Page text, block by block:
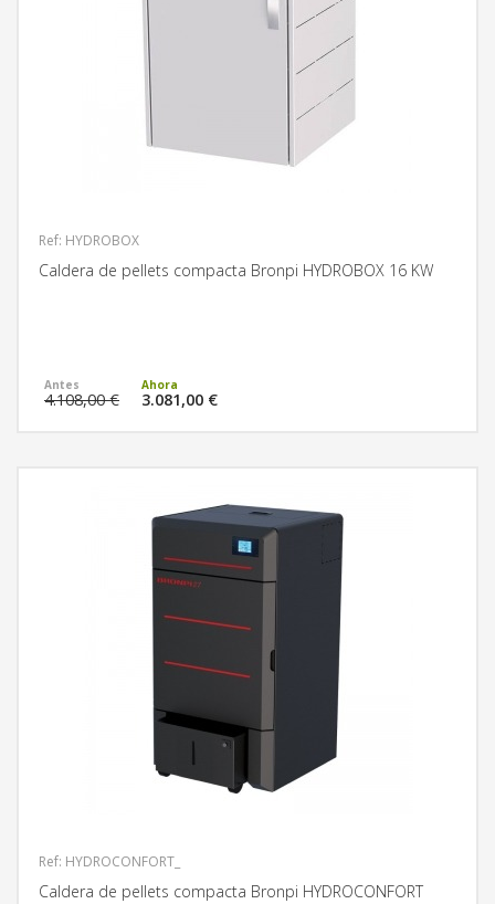
Ref: HYDROBOX
Caldera de pellets compacta Bronpi HYDROBOX 16 KW
4.108,00 € 3.081,00 €
Ref: HYDROCONFORT_
Caldera de pellets compacta Bronpi HYDROCONFORT